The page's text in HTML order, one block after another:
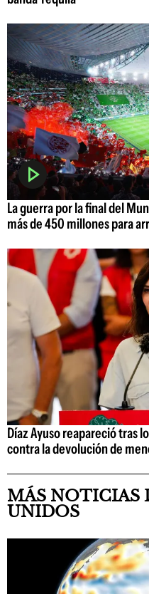
La guerra por la final del
más de 450 millones para
Díaz Ayuso reapareció tras
contra la devolución de
MÁS NOTICIAS
UNIDOS